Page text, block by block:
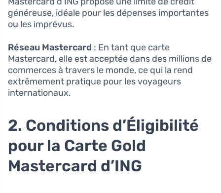
généreuse, idéale pour les dépenses importantes
ou les imprévus.
Réseau Mastercard : En tant que carte
Mastercard, elle est acceptée dans des millions de
commerces à travers le monde, ce qui la rend
extrêmement pratique pour les voyageurs
internationaux.
2. Conditions d’Éligibilité
pour la Carte Gold
Mastercard d’ING